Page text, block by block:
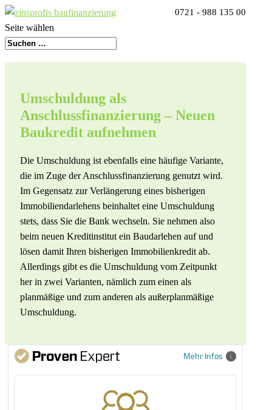
0721 - 988 135 00
Seite wählen
Umschuldung als
Anschlussfinanzierung – Neuen
Baukredit aufnehmen
Die Umschuldung ist ebenfalls eine häufige Variante,
die im Zuge der Anschlussfinanzierung genutzt wird.
Im Gegensatz zur Verlängerung eines bisherigen
Immobiliendarlehens beinhaltet eine Umschuldung
stets, dass Sie die Bank wechseln. Sie nehmen also
beim neuen Kreditinstitut ein Baudarlehen auf und
lösen damit Ihren bisherigen Immobilienkredit ab.
Allerdings gibt es die Umschuldung vom Zeitpunkt
her in zwei Varianten, nämlich zum einen als
planmäßige und zum anderen als außerplanmäßige
Umschuldung.
Mehr Infos